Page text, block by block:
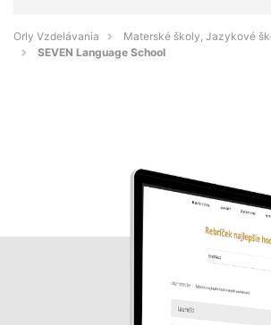
Orly Vzdelávania
Materské školy, Jazykové
SEVEN Language School